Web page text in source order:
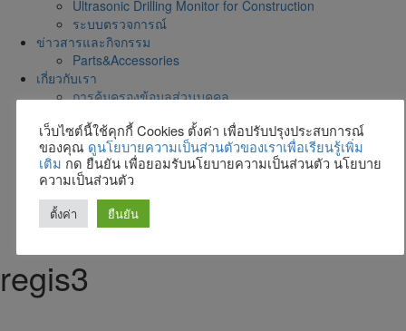
Ultrasonic Drilling Monitor for Construction
ระบบตรวจการณ์
ข่าวสารและกิจกรรม
Parts&Accessories
เกี่ยวกับเรา
การคุ้มครองข้อมูลส่วนบุคคล
ตัวแทนผู้ผลิต
สาขาและตัวแทน
แผนที่ตั้งบริษัท
Calendar
โบชัวร์สินค้าและบริการ
ติดต่อเรา
regis3
เว็บไซต์นี้ใช้คุกกี้ Cookies ตั้งค่า เพื่อปรับปรุงประสบการณ์
ของคุณ ดูนโยบายความเป็นส่วนตัวของเราเพื่อเรียนรู้เพิ่ม
เติม กด ยืนยัน เพื่อยอมรับนโยบายความเป็นส่วนตัว นโยบาย
ความเป็นส่วนตัว
ตั้งค่า ยืนยัน